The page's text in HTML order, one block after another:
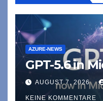
AZURE-NEWS
GPT-5.6 in
AUGUST 7, 2026
KEINE KOMMENTARE